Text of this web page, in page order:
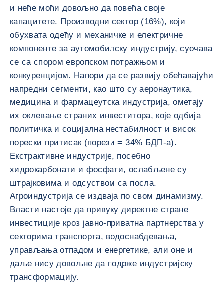
и неће моћи довољно да повећа своје
капацитете. Производни сектор (16%), који
обухвата одећу и механичке и електричне
компоненте за аутомобилску индустрију, суочава
се са спором европском потражњом и
конкуренцијом. Напори да се развију обећавајући
напредни сегменти, као што су аеронаутика,
медицина и фармацеутска индустрија, ометају
их оклевање страних инвеститора, које одбија
политичка и социјална нестабилност и висок
порески притисак (порези = 34% БДП-а).
Екстрактивне индустрије, посебно
хидрокарбонати и фосфати, ослабљене су
штрајковима и одсуством са посла.
Агроиндустрија се издваја по свом динамизму.
Власти настоје да привуку директне стране
инвестиције кроз јавно-приватна партнерства у
секторима транспорта, водоснабдевања,
управљања отпадом и енергетике, али оне и
даље нису довољне да подрже индустријску
трансформацију.